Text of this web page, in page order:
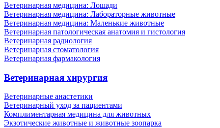
Ветеринарная медицина: Лошади
Ветеринарная медицина: Лабораторные животные
Ветеринарная медицина: Маленькие животные
Ветеринарная патологическая анатомия и гистология
Ветеринарная радиология
Ветеринарная стоматология
Ветеринарная фармакология
Ветеринарная хирургия
Ветеринарные анастетики
Ветеринарный уход за пациентами
Комплиментарная медицина для животных
Экзотические животные и животные зоопарка